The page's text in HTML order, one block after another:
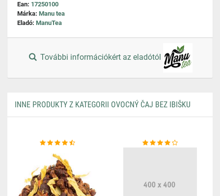
Ean: 17250100
Márka: Manu tea
Eladó: ManuTea
További információkért az eladótól
INNE PRODUKTY Z KATEGORII OVOCNÝ ČAJ BEZ IBIŠKU